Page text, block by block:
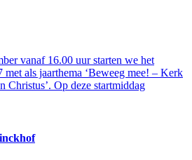
vanaf 16.00 uur starten we het
als jaarthema ‘Beweeg mee! – Kerk
Christus’. Op deze startmiddag